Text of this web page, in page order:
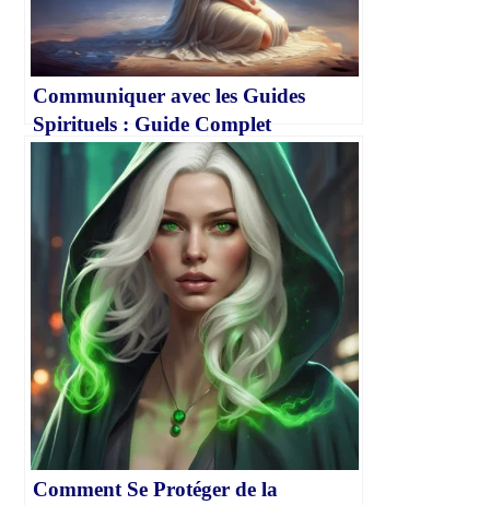
Communiquer avec les Guides
Spirituels : Guide Complet
Comment Se Protéger de la